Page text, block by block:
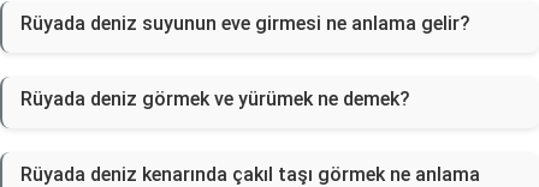
Rüyada deniz suyunun eve girmesi ne anlama gelir?
Rüyada deniz görmek ve yürümek ne demek?
Rüyada deniz kenarında çakıl taşı görmek ne anlama